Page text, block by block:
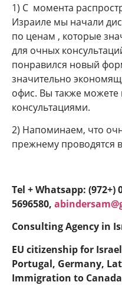
1) С момента
Израиле мы начали
по ценам , которые
для очных
понравился новый
значительно
офис. Вы также можете
консультациями.
2) Напоминаем, что
прежнему проводятся
Tel + Whatsapp: (972+)
5696580,
Consulting Agency in
EU citizenship for
Portugal, Germany,
Immigration to